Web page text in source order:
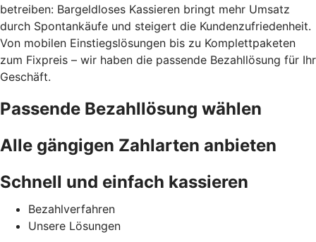
betreiben: Bargeldloses Kassieren bringt mehr Umsatz
durch Spontankäufe und steigert die Kundenzufriedenheit.
Von mobilen Einstiegslösungen bis zu Komplettpaketen
zum Fixpreis – wir haben die passende Bezahllösung für Ihr
Geschäft.
Passende Bezahllösung wählen
Alle gängigen Zahlarten anbieten
Schnell und einfach kassieren
Bezahlverfahren
Unsere Lösungen